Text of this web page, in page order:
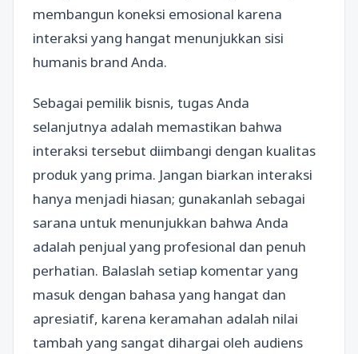
membangun koneksi emosional karena
interaksi yang hangat menunjukkan sisi
humanis brand Anda.
Sebagai pemilik bisnis, tugas Anda
selanjutnya adalah memastikan bahwa
interaksi tersebut diimbangi dengan kualitas
produk yang prima. Jangan biarkan interaksi
hanya menjadi hiasan; gunakanlah sebagai
sarana untuk menunjukkan bahwa Anda
adalah penjual yang profesional dan penuh
perhatian. Balaslah setiap komentar yang
masuk dengan bahasa yang hangat dan
apresiatif, karena keramahan adalah nilai
tambah yang sangat dihargai oleh audiens